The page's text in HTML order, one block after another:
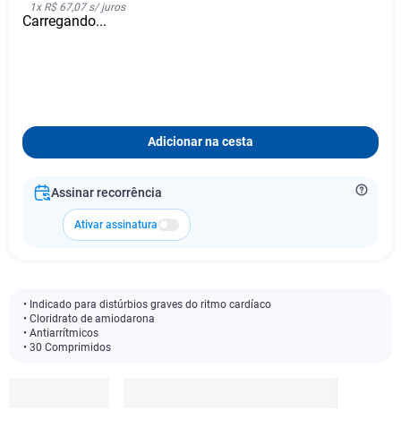
1x R$ 67,07s/ juros
Carregando...
Adicionar na cesta
Assinar recorrência
Ativar assinatura
• Indicado para distúrbios graves do ritmo cardíaco
• Cloridrato de amiodarona
• Antiarrítmicos
• 30 Comprimidos